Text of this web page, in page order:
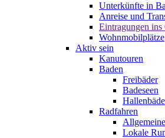
Unterkünfte in
Anreise und
Eintragungen ins
Wohnmobilplätze
Aktiv sein
Kanutouren
Baden
Freibäder
Badeseen
Radfahren
Lokale